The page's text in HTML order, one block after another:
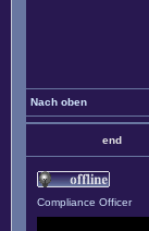
Nach oben
end
Compliance Officer